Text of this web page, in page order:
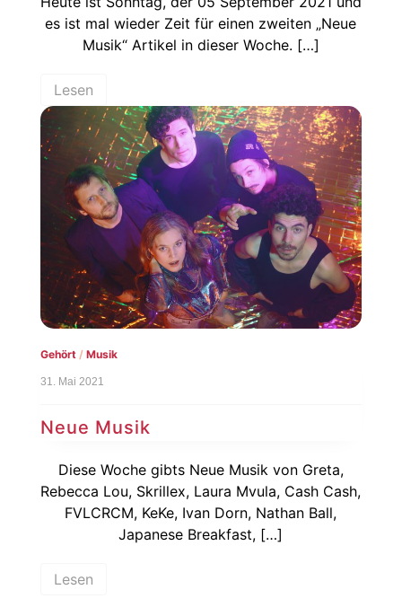
es ist mal wieder Zeit für einen zweiten „Neue
Musik“ Artikel in dieser Woche. […]
Lesen
Gehört/ Musik
31. Mai 2021
Neue Musik
Diese Woche gibts Neue Musik von Greta,
Rebecca Lou, Skrillex, Laura Mvula, Cash Cash,
FVLCRCM, KeKe, Ivan Dorn, Nathan Ball,
Japanese Breakfast, […]
Lesen